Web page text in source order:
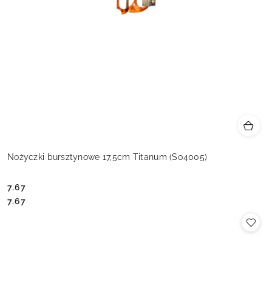
Nożyczki bursztynowe 17,5cm Titanum (S04005)
Cena:
7.67
Cena:
7.67